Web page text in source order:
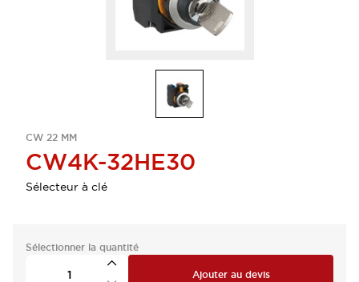
CW 22 MM
CW4K-32HE30
Sélecteur à clé
Sélectionner la quantité
Ajouter au devis